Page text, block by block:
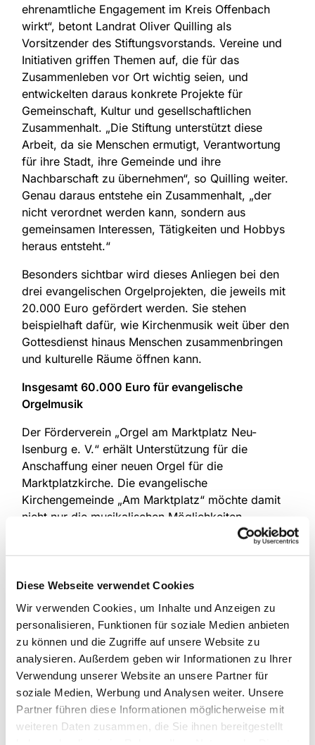
Diese Webseite verwendet Cookies
Wir verwenden Cookies, um Inhalte und Anzeigen zu
personalisieren, Funktionen für soziale Medien anbieten
zu können und die Zugriffe auf unsere Website zu
analysieren. Außerdem geben wir Informationen zu Ihrer
Verwendung unserer Website an unsere Partner für
soziale Medien, Werbung und Analysen weiter. Unsere
Partner führen diese Informationen möglicherweise mit
weiteren Daten zusammen, die Sie ihnen bereitgestellt
ehrenamtliche Engagement im Kreis Offenbach
wirkt“, betont Landrat Oliver Quilling als
Vorsitzender des Stiftungsvorstands. Vereine und
Initiativen griffen Themen auf, die für das
Zusammenleben vor Ort wichtig seien, und
entwickelten daraus konkrete Projekte für
Gemeinschaft, Kultur und gesellschaftlichen
Zusammenhalt. „Die Stiftung unterstützt diese
Arbeit, da sie Menschen ermutigt, Verantwortung
für ihre Stadt, ihre Gemeinde und ihre
Nachbarschaft zu übernehmen“, so Quilling weiter.
Genau daraus entstehe ein Zusammenhalt, „der
nicht verordnet werden kann, sondern aus
gemeinsamen Interessen, Tätigkeiten und Hobbys
heraus entsteht.“
Besonders sichtbar wird dieses Anliegen bei den
drei evangelischen Orgelprojekten, die jeweils mit
20.000 Euro gefördert werden. Sie stehen
beispielhaft dafür, wie Kirchenmusik weit über den
Gottesdienst hinaus Menschen zusammenbringen
und kulturelle Räume öffnen kann.
Insgesamt 60.000 Euro für evangelische
Orgelmusik
Der Förderverein „Orgel am Marktplatz Neu-
Isenburg e. V.“ erhält Unterstützung für die
Anschaffung einer neuen Orgel für die
Marktplatzkirche. Die evangelische
Kirchengemeinde „Am Marktplatz“ möchte damit
nicht nur die musikalischen Möglichkeiten
erweitern, sondern die Kirche zugleich stärker als
eine neue Kirchenorgel entstehen. Der
„Förderverein Evangelische Kirchengemeinde
Heusenstamm e. V.“ plant ein modernes
zweimanualiges Instrument, das auf mehrere
Bereiche der Kirche verteilt wird. Die bestehende
kleine Orgel aus dem Jahr 1971 genügt den
heutigen Anforderungen der Kirchenmusik nicht
mehr. Durch die neue Lösung sollen musikalische